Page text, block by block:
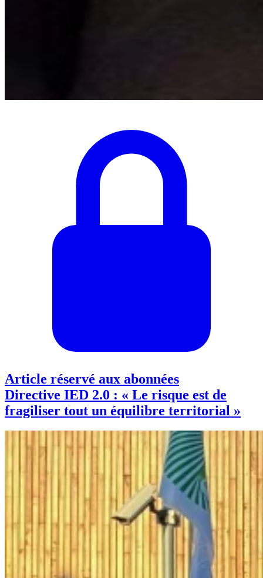
Article réservé aux abonnées
Directive IED 2.0 : « Le risque est de
fragiliser tout un équilibre territorial »